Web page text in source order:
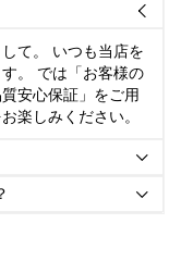

て。 いつも当店を
。 では「お客様の
安心保証」をご用
楽しみください。

